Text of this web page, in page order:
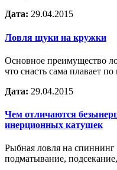
Дата: 29.04.2015
Ловля щуки на кружки
Основное преимущество
что снасть сама плавает
Дата: 29.04.2015
Чем отличаются
инерционных катушек
Рыбная ловля на спиннинг
подматывание,